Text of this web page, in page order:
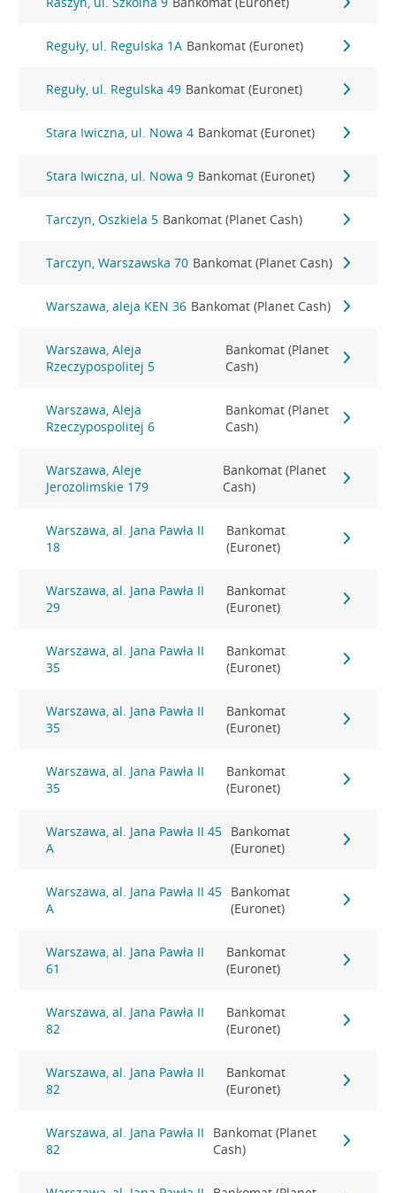
Reguły, ul. Regulska 1A Bankomat (Euronet)
Reguły, ul. Regulska 49 Bankomat (Euronet)
Stara Iwiczna, ul. Nowa 4 Bankomat (Euronet)
Stara Iwiczna, ul. Nowa 9 Bankomat (Euronet)
Tarczyn, Oszkiela 5 Bankomat (Planet Cash)
Tarczyn, Warszawska 70 Bankomat (Planet Cash)
Warszawa, aleja KEN 36 Bankomat (Planet Cash)
Warszawa, Aleja
Rzeczypospolitej 5
Bankomat (Planet
Cash)
Warszawa, Aleja
Rzeczypospolitej 6
Bankomat (Planet
Cash)
Warszawa, Aleje
Jerozolimskie 179
Bankomat (Planet
Cash)
Warszawa, al. Jana Pawła II
18
Bankomat
(Euronet)
Warszawa, al. Jana Pawła II
29
Bankomat
(Euronet)
Warszawa, al. Jana Pawła II
35
Bankomat
(Euronet)
Warszawa, al. Jana Pawła II
35
Bankomat
(Euronet)
Warszawa, al. Jana Pawła II
35
Bankomat
(Euronet)
Warszawa, al. Jana Pawła II 45
A
Bankomat
(Euronet)
Warszawa, al. Jana Pawła II 45
A
Bankomat
(Euronet)
Warszawa, al. Jana Pawła II
61
Bankomat
(Euronet)
Warszawa, al. Jana Pawła II
82
Bankomat
(Euronet)
Warszawa, al. Jana Pawła II
82
Bankomat
(Euronet)
Warszawa, al. Jana Pawła II
82
Bankomat (Planet
Cash)